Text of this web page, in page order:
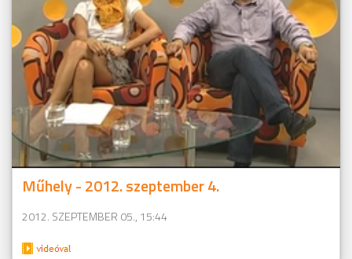
Műhely - 2012. szeptember 4.
2012. SZEPTEMBER 05., 15:44